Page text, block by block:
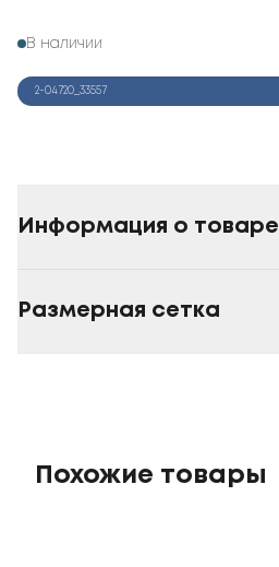
В наличии
2-04720_33557
Информация о товаре
Размерная сетка
Похожие товары